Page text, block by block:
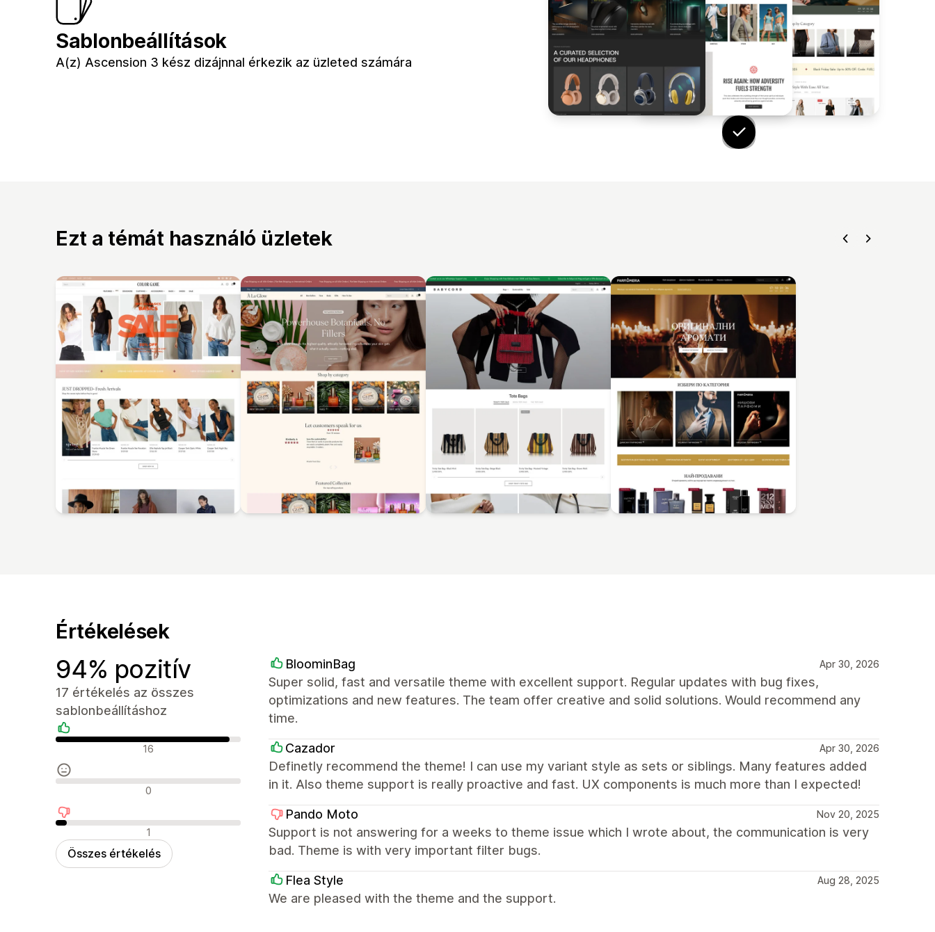
Sablonbeállítások
A(z) Ascension 3 kész dizájnnal érkezik az üzleted számára
Ezt a témát használó üzletek
Értékelések
94% pozitív
17 értékelés az összes
sablonbeállításhoz
Pozitív értékelések
16
Semleges értékelések
0
Negatív értékelések
1
Összes értékelés
BloominBag Apr 30, 2026
Super solid, fast and versatile theme with excellent support. Regular updates with bug fixes,
optimizations and new features. The team offer creative and solid solutions. Would recommend any
time.
Cazador Apr 30, 2026
Definetly recommend the theme! I can use my variant style as sets or siblings. Many features added
in it. Also theme support is really proactive and fast. UX components is much more than I expected!
Pando Moto Nov 20, 2025
Support is not answering for a weeks to theme issue which I wrote about, the communication is very
bad. Theme is with very important filter bugs.
Flea Style Aug 28, 2025
We are pleased with the theme and the support.